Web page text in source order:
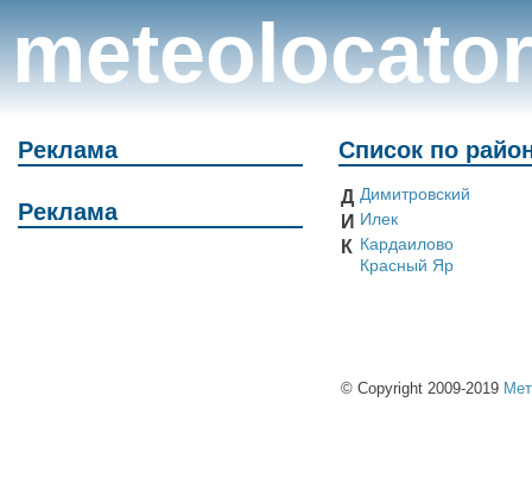
meteolocator
Реклама
Реклама
Список по
Д Димитровский
И Илек
К Кардаилово
Красный Яр
© Copyright 2009-2019